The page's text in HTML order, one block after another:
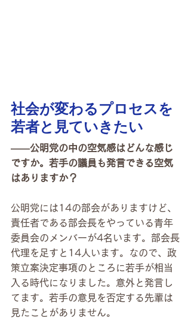
社会が変わるプロセスを
若者と見ていきたい
――公明党の中の空気感はどんな感じ
ですか。若手の議員も発言できる空気
はありますか？
公明党には14の部会がありますけど、
責任者である部会長をやっている青年
委員会のメンバーが4名います。部会長
代理を足すと14人います。なので、政
策立案決定事項のところに若手が相当
入る時代になりました。意外と発言し
てます。若手の意見を否定する先輩は
見たことがありません。